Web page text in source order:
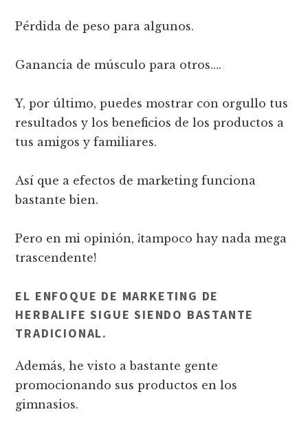
Pérdida de peso para algunos.
Ganancia de músculo para otros….
Y, por último, puedes mostrar con orgullo tus
resultados y los beneficios de los productos a
tus amigos y familiares.
Así que a efectos de marketing funciona
bastante bien.
Pero en mi opinión, ¡tampoco hay nada mega
trascendente!
EL ENFOQUE DE MARKETING DE
HERBALIFE SIGUE SIENDO BASTANTE
TRADICIONAL.
Además, he visto a bastante gente
promocionando sus productos en los
gimnasios.